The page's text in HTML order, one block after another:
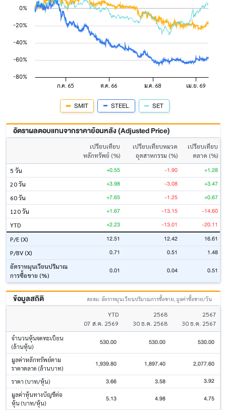
SMIT STEEL SET
อัตราผลตอบแทนจากราคาย้อนหลัง (Adjusted Price)
เปรียบเทียบ
หลักทรัพย์ (%)
เปรียบเทียบหมวด
อุตสาหกรรม (%)
เปรียบเทียบ
ตลาด (%)
5 วัน
+0.55 -1.90 +1.28
20 วัน +3.98 -3.08 +3.47
60 วัน +7.65 -1.25 +0.67
120 วัน +1.67 -13.15 -14.60
YTD +2.23 -13.01 -20.11
P/E (X) 12.51 12.42 16.61
P/BV (X) 0.71 0.51 1.48
อัตราหมุนเวียนปริมาณ
การซื้อขาย (%)
0.01 0.04 0.51
ข้อมูลสถิติ สะสม: อัตราหมุนเวียนปริมาณการซื้อขาย, มูลค่าซื้อขาย/วัน
YTD
07 ส.ค. 2569
2568
30 ธ.ค. 2568
2567
30 ธ.ค. 2567
จำนวนหุ้นจดทะเบียน
(ล้านหุ้น)
530.00 530.00 530.00
มูลค่าหลักทรัพย์ตาม
ราคาตลาด (ล้านบาท)
1,939.80 1,897.40 2,077.60
ราคา (บาท/หุ้น) 3.66 3.58 3.92
มูลค่าหุ้นทางบัญชีต่อ
หุ้น (บาท/หุ้น)
5.13 4.98 4.75